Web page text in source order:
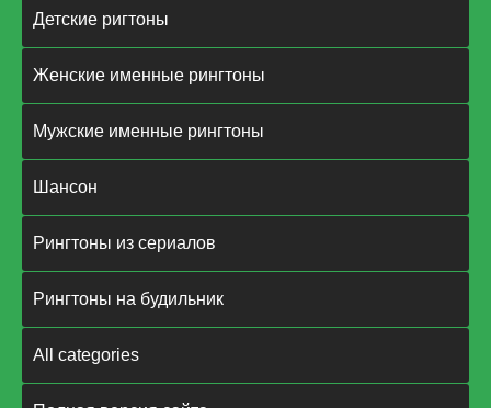
Детские ригтоны
Женские именные рингтоны
Мужские именные рингтоны
Шансон
Рингтоны из сериалов
Рингтоны на будильник
All categories